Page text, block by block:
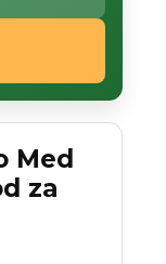
Med
za